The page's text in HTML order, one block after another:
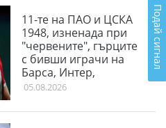
11-те на ПАО и ЦСКА
1948, изненада при
"червените", гърците
с бивши играчи на
Барса, Интер,
Ливърпул и Ман
05.08.2026
Подай сигнал